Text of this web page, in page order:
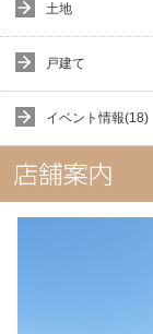
土地
戸建て
イベント情報(18)